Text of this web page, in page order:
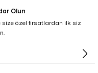
Olun
özel fırsatlardan ilk siz